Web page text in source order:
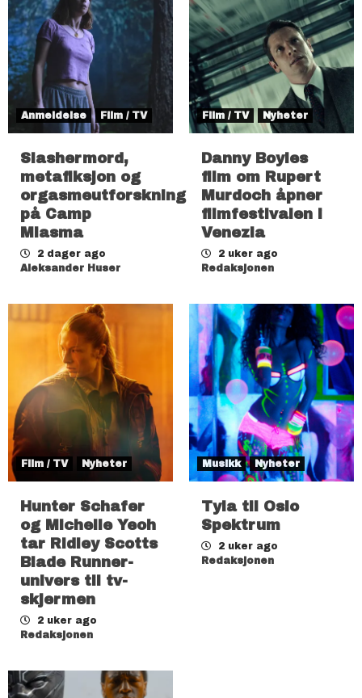
Anmeldelse Film / TV
Slashermord,
metafiksjon og
orgasmeutforskning
på Camp
Miasma
2 dager ago
Aleksander Huser
Film / TV Nyheter
Danny Boyles
film om Rupert
Murdoch åpner
filmfestivalen i
Venezia
2 uker ago
Redaksjonen
Film / TV Nyheter
Hunter Schafer
og Michelle Yeoh
tar Ridley Scotts
Blade Runner-
univers til tv-
skjermen
2 uker ago
Redaksjonen
Musikk Nyheter
Tyla til Oslo
Spektrum
2 uker ago
Redaksjonen